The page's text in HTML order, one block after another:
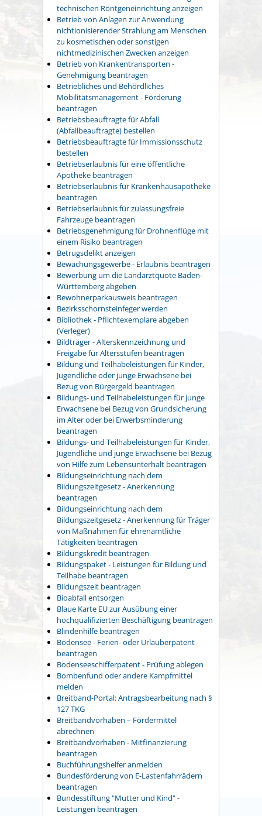
technischen Röntgeneinrichtung anzeigen
Betrieb von Anlagen zur Anwendung
nichtionisierender Strahlung am Menschen
zu kosmetischen oder sonstigen
nichtmedizinischen Zwecken anzeigen
Betrieb von Krankentransporten -
Genehmigung beantragen
Betriebliches und Behördliches
Mobilitätsmanagement - Förderung
beantragen
Betriebsbeauftragte für Abfall
(Abfallbeauftragte) bestellen
Betriebsbeauftragte für Immissionsschutz
bestellen
Betriebserlaubnis für eine öffentliche
Apotheke beantragen
Betriebserlaubnis für Krankenhausapotheke
beantragen
Betriebserlaubnis für zulassungsfreie
Fahrzeuge beantragen
Betriebsgenehmigung für Drohnenflüge mit
einem Risiko beantragen
Betrugsdelikt anzeigen
Bewachungsgewerbe - Erlaubnis beantragen
Bewerbung um die Landarztquote Baden-
Württemberg abgeben
Bewohnerparkausweis beantragen
Bezirksschornsteinfeger werden
Bibliothek - Pflichtexemplare abgeben
(Verleger)
Bildträger - Alterskennzeichnung und
Freigabe für Altersstufen beantragen
Bildung und Teilhabeleistungen für Kinder,
Jugendliche oder junge Erwachsene bei
Bezug von Bürgergeld beantragen
Bildungs- und Teilhabeleistungen für junge
Erwachsene bei Bezug von Grundsicherung
im Alter oder bei Erwerbsminderung
beantragen
Bildungs- und Teilhabeleistungen für Kinder,
Jugendliche und junge Erwachsene bei Bezug
von Hilfe zum Lebensunterhalt beantragen
Bildungseinrichtung nach dem
Bildungszeitgesetz - Anerkennung
beantragen
Bildungseinrichtung nach dem
Bildungszeitgesetz - Anerkennung für Träger
von Maßnahmen für ehrenamtliche
Tätigkeiten beantragen
Bildungskredit beantragen
Bildungspaket - Leistungen für Bildung und
Teilhabe beantragen
Bildungszeit beantragen
Bioabfall entsorgen
Blaue Karte EU zur Ausübung einer
hochqualifizierten Beschäftigung beantragen
Blindenhilfe beantragen
Bodensee - Ferien- oder Urlauberpatent
beantragen
Bodenseeschifferpatent - Prüfung ablegen
Bombenfund oder andere Kampfmittel
melden
Breitband-Portal: Antragsbearbeitung nach §
127 TKG
Breitbandvorhaben – Fördermittel
abrechnen
Breitbandvorhaben - Mitfinanzierung
beantragen
Buchführungshelfer anmelden
Bundesförderung von E-Lastenfahrrädern
beantragen
Bundesstiftung "Mutter und Kind" -
Leistungen beantragen